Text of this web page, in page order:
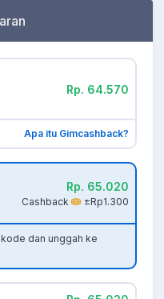
Rp. 64.570
Apa itu Gimcashback?
Rp. 65.020
Cashback ±Rp1.300
kode dan unggah ke